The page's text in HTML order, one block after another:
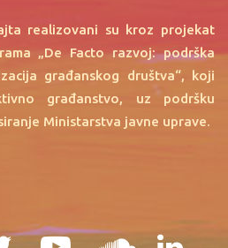
realizovani su kroz projekat
„De Facto razvoj: podrška
građanskog društva“, koji
građanstvo, uz podršku
Ministarstva javne uprave.